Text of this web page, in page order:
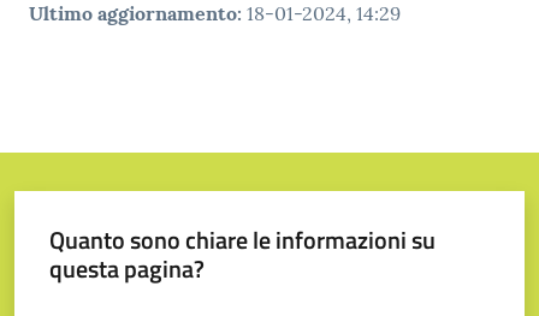
Ultimo aggiornamento: 18-01-2024, 14:29
Quanto sono chiare le informazioni su
questa pagina?